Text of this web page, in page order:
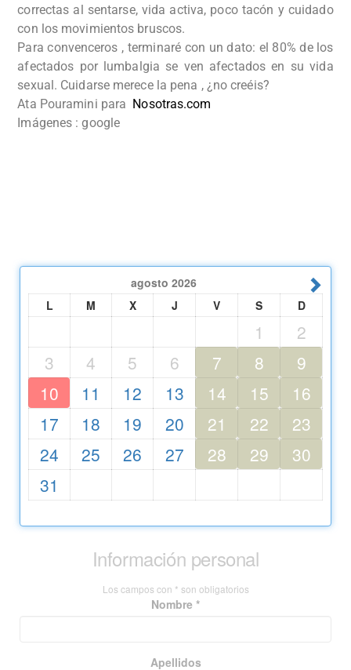
correctas al sentarse, vida activa, poco tacón y cuidado
con los movimientos bruscos.
Para convenceros , terminaré con un dato: el 80% de los
afectados por lumbalgia se ven afectados en su vida
sexual. Cuidarse merece la pena , ¿no creéis?
Ata Pouramini para Nosotras.com
Imágenes : google
agosto 2026
L
M X J V S D
1
2
3
4 5 6 7 8
9
10
11 12 13 14 15
16
17
18 19 20 21 22
23
24
25 26 27 28 29
30
31
Información personal
Los campos con * son obligatorios
Nombre *
Apellidos